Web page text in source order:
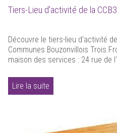
Tiers-Lieu d'activité de la
Découvre le tiers-lieu d'activité
Communes Bouzonvillois Trois
maison des services : 24 rue de
Lire la suite